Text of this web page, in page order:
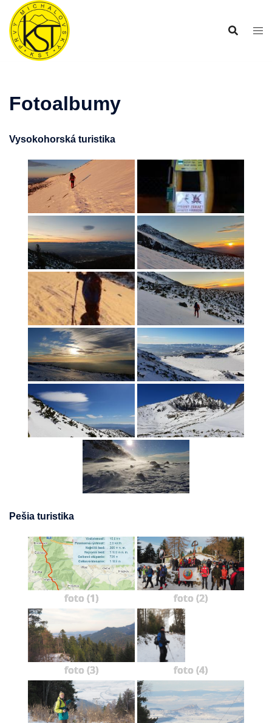
Preskočiť
obsah
Fotoalbumy
Vysokohorská turistika
Pešia turistika
foto (1) foto (2)
foto (3) foto (4)